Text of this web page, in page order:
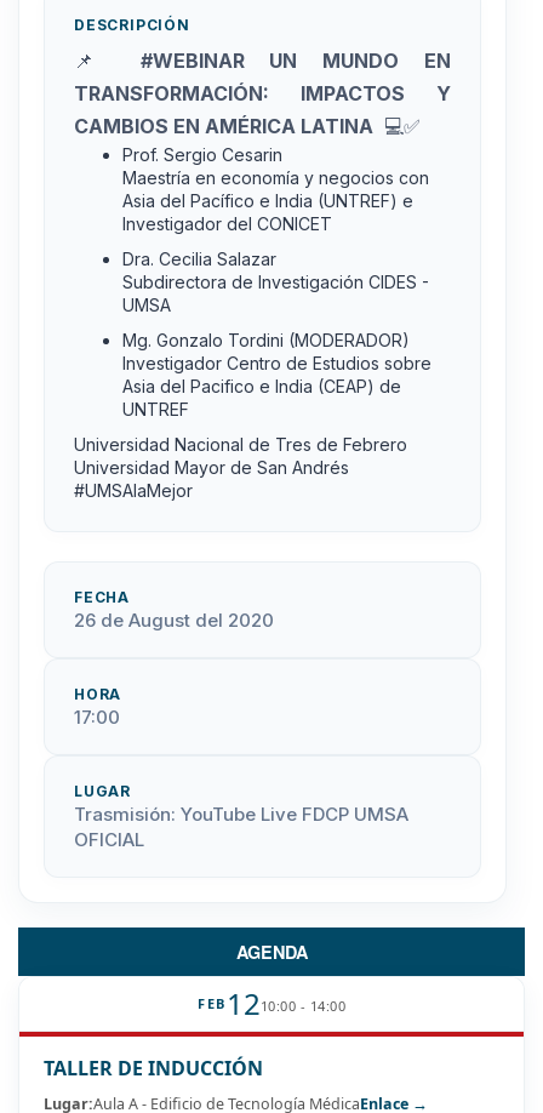
DESCRIPCIÓN
📌 #WEBINAR UN MUNDO EN
TRANSFORMACIÓN: IMPACTOS Y
CAMBIOS EN AMÉRICA LATINA 💻✅
Prof. Sergio Cesarin
Maestría en economía y negocios con
Asia del Pacífico e India (UNTREF) e
Investigador del CONICET
Dra. Cecilia Salazar
Subdirectora de Investigación CIDES -
UMSA
Mg. Gonzalo Tordini (MODERADOR)
Investigador Centro de Estudios sobre
Asia del Pacifico e India (CEAP) de
UNTREF
Universidad Nacional de Tres de Febrero
Universidad Mayor de San Andrés
#UMSAlaMejor
FECHA
26 de August del 2020
HORA
17:00
LUGAR
Trasmisión: YouTube Live FDCP UMSA
OFICIAL
AGENDA
FEB 1210:00 - 14:00
TALLER DE INDUCCIÓN
Lugar:Aula A - Edificio de Tecnología MédicaEnlace →